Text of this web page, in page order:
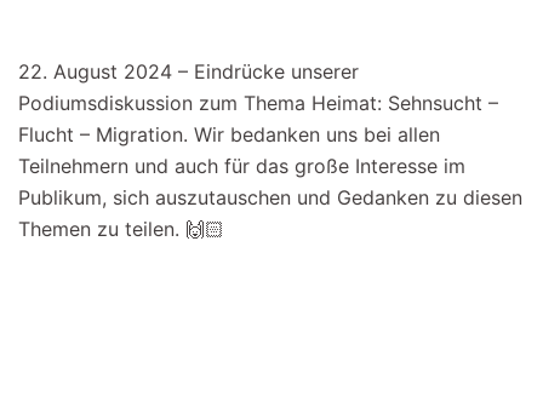
22. August 2024 – Eindrücke unserer
Podiumsdiskussion zum Thema Heimat: Sehnsucht –
Flucht – Migration. Wir bedanken uns bei allen
Teilnehmern und auch für das große Interesse im
Publikum, sich auszutauschen und Gedanken zu diesen
Themen zu teilen. 🙌🏻